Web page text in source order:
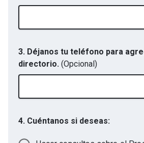
3. Déjanos tu teléfono para
directorio. (Opcional)
4. Cuéntanos si deseas: